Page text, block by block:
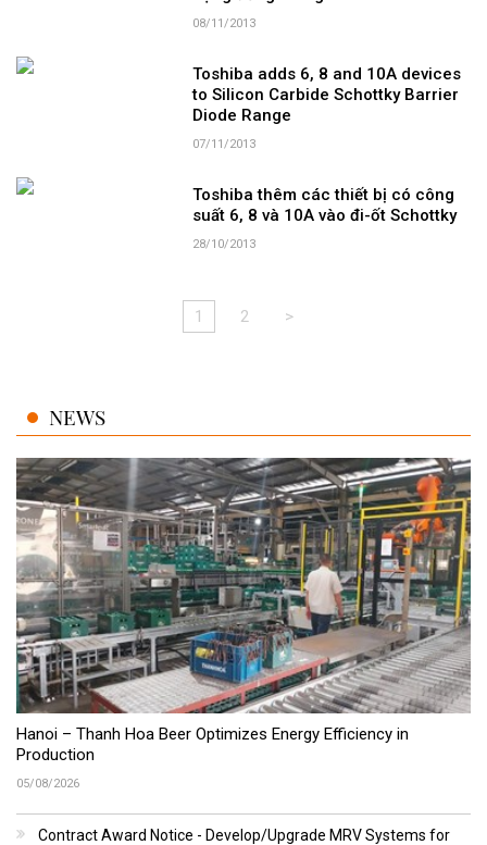
08/11/2013
Toshiba adds 6, 8 and 10A devices
to Silicon Carbide Schottky Barrier
Diode Range
07/11/2013
Toshiba thêm các thiết bị có công
suất 6, 8 và 10A vào đi-ốt Schottky
28/10/2013
1 2 >
NEWS
Hanoi – Thanh Hoa Beer Optimizes Energy Efficiency in
Production
05/08/2026
Contract Award Notice - Develop/Upgrade MRV Systems for